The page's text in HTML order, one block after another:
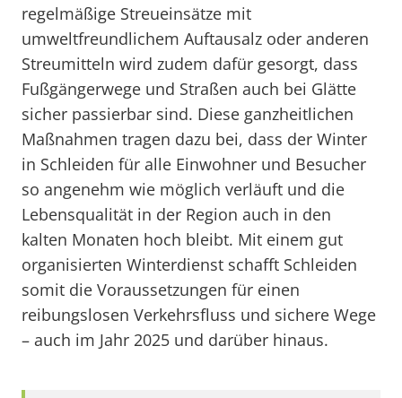
regelmäßige Streueinsätze mit
umweltfreundlichem Auftausalz oder anderen
Streumitteln wird zudem dafür gesorgt, dass
Fußgängerwege und Straßen auch bei Glätte
sicher passierbar sind. Diese ganzheitlichen
Maßnahmen tragen dazu bei, dass der Winter
in Schleiden für alle Einwohner und Besucher
so angenehm wie möglich verläuft und die
Lebensqualität in der Region auch in den
kalten Monaten hoch bleibt. Mit einem gut
organisierten Winterdienst schafft Schleiden
somit die Voraussetzungen für einen
reibungslosen Verkehrsfluss und sichere Wege
– auch im Jahr 2025 und darüber hinaus.